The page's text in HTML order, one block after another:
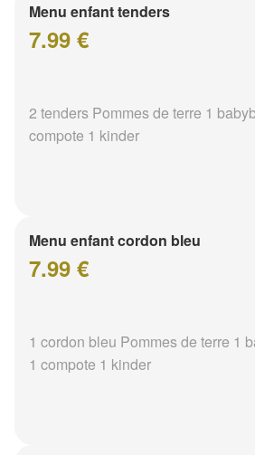
Menu enfant tenders
7.99 €
2 tenders Pommes de terre 1
compote 1 kinder
Menu enfant cordon bleu
7.99 €
1 cordon bleu Pommes de terre 1
1 compote 1 kinder